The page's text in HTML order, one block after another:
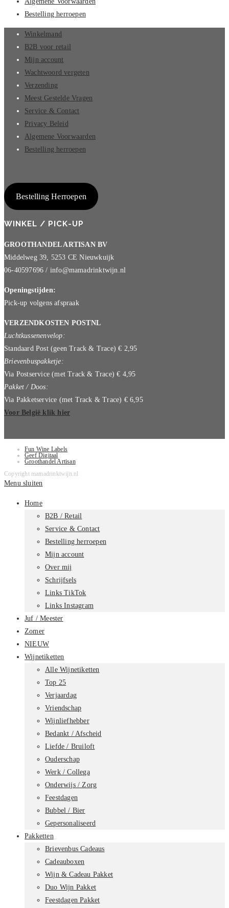
Bestelling herroepen
Winkelmand
B2B voor retail
Mijn account
Wachtwoord vergeten
Verzending
Meest Gestelde Vragen
Service & Contact
Privacy Beleid
Algemene Voorwaarden
Bestelling herroepen
Bestelling Herroepen
WINKEL / PICK-UP
GROOTHANDEL ARTISAN BV
Middelweg 39, 5253 CE Nieuwkuijk
06-40597696 / info@mamadrinktwijn.nl
Openingstijden:
Pick-up volgens afspraak
VERZENDKOSTEN POSTNL
Luchtkussenenvelop:
Standaard Post (geen Track & Trace) € 2,95
Brievenbuspakketje:
Via Postservice (met Track & Trace) € 4,95
Pakket / Doos:
Via Pakketservice (met Track & Trace) € 6,95
Voor België klik hier
Fun Wine Labels
Geef Digitaal
Groothandel Artisan
Copyright mamadrinktwijn.nl
Menu sluiten
Home
B2B / Retail
Service & Contact
Bestelling herroepen
Mijn account
Over mij
Schrijfsels
Links TikTok
Links Instagram
Juf / Meester
Zomer
NIEUW
Wijnetiketten
Alle Wijnetiketten
Top 25
Verjaardag
Vriendschap
Wijnliefhebber
Bedankt / Afscheid
Liefde / Bruiloft
Ouderschap
Werk / Collega
Onderwijs / Zorg
Feestdagen
Bubbel / Bier
Gepersonaliseerd
Pakketten
Brievenbus Cadeaus
Cadeauboxen
Wijn & Cadeau Pakket
Duo Wijn Pakket
Feestdagen Pakket